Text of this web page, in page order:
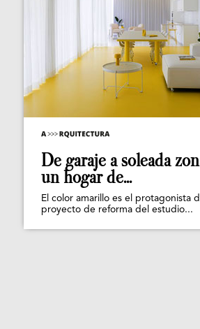
De garaje a soleada
un hogar de...
El color amarillo es el protagonista
proyecto de reforma del estudio...